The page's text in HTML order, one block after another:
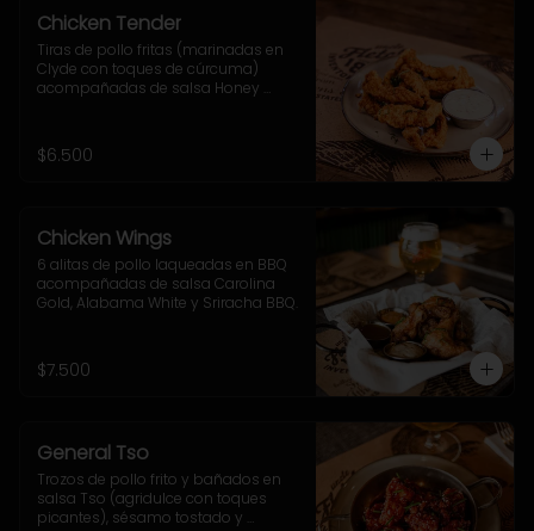
Chicken Tender
Tiras de pollo fritas (marinadas en
Clyde con toques de cúrcuma)
acompañadas de salsa Honey
$6.500
Chicken Wings
6 alitas de pollo laqueadas en BBQ
acompañadas de salsa Carolina
Gold, Alabama White y Sriracha BBQ.
$7.500
General Tso
Trozos de pollo frito y bañados en
salsa Tso (agridulce con toques
picantes), sésamo tostado y